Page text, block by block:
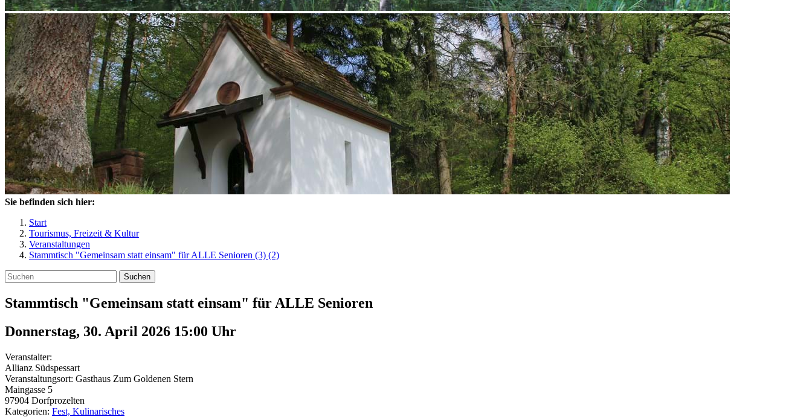
Sie befinden sich hier:
Start
Tourismus, Freizeit & Kultur
Veranstaltungen
Stammtisch "Gemeinsam statt einsam" für ALLE Senioren (3) (2)
Suchen
Stammtisch "Gemeinsam statt einsam" für ALLE Senioren
Donnerstag, 30. April 2026 15:00 Uhr
Veranstalter:
Allianz Südspessart
Veranstaltungsort: Gasthaus Zum Goldenen Stern
Maingasse 5
97904 Dorfprozelten
Kategorien: Fest, Kulinarisches